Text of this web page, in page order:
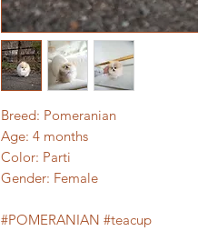
Breed: Pomeranian
Age: 4 months
Color: Parti
Gender: Female
#POMERANIAN #teacup